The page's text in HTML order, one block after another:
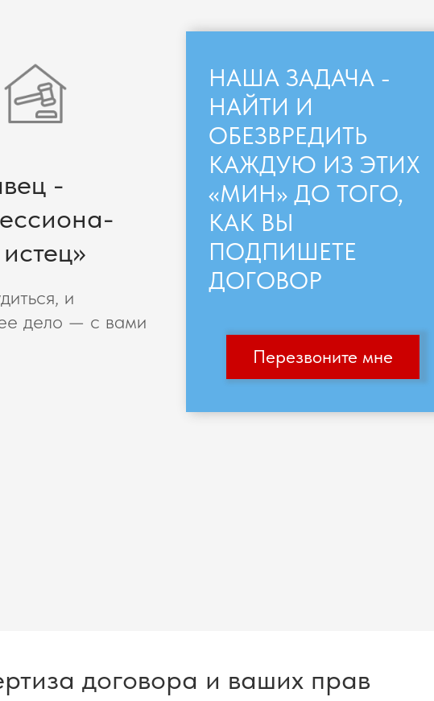
Перезвоните мне
НАША ЗАДАЧА -
НАЙТИ И
ОБЕЗВРЕДИТЬ
КАЖДУЮ ИЗ ЭТИХ
«МИН» ДО ТОГО,
КАК ВЫ
ПОДПИШЕТЕ
ДОГОВОР
-
и
дело — с вами
договора и ваших прав